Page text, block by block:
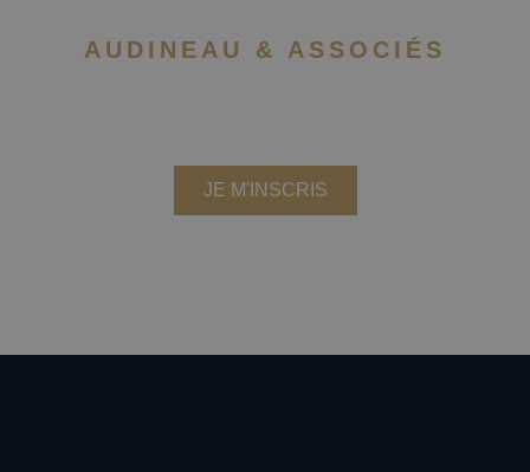
AUDINEAU & ASSOCIÉS
JE M'INSCRIS